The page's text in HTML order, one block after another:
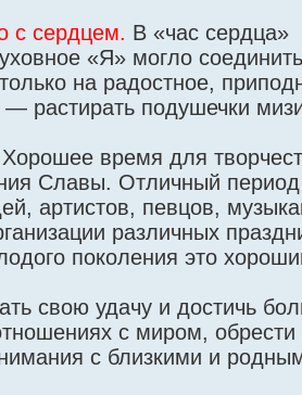
с сердцем. В «час сердца»
«Я» могло
на радостное,
растирать подушечки
время для
Славы. Отличный
артистов, певцов,
различных
поколения это
свою удачу и достичь
с миром, обрести
с близкими и